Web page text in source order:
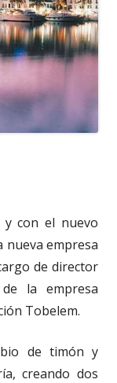
y con el nuevo
empresa
de director
la empresa
Tobelem.
de timón y
creando dos